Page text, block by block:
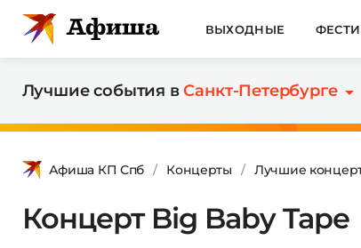
ВЫХОДНЫЕ
Лучшие события вСанкт-Петербурге
Афиша КП Спб Концерты Лучшие
Концерт Big Baby Tape